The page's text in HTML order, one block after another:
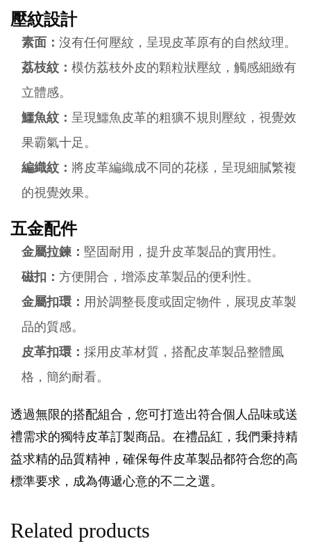
壓紋設計
素面： 沒有任何壓紋，呈現皮革原有的自然紋理。
荔枝紋： 模仿荔枝外皮的顆粒狀壓紋，觸感細緻有
立體感。
鱷魚紋： 呈現鱷魚皮革的粗獷不規則壓紋，視覺效
果霸氣十足。
編織紋： 將皮革編織成不同的花樣，呈現細膩繁複
的視覺效果。
五金配件
金屬拉鍊： 堅固耐用，提升皮革製品的實用性。
磁扣： 方便開合，增添皮革製品的便利性。
金屬扣環： 用於調整長度或固定物件，展現皮革製
品的質感。
皮革扣環： 採用皮革材質，搭配皮革製品整體風
格，簡約耐看。
透過無限的搭配組合，您可打造出符合個人品味或送
禮需求的獨特皮革訂製商品。在禮品紅，我們秉持精
益求精的品質精神，確保每件皮革製品都符合您的高
標準要求，成為傳遞心意的不二之選。
Related products